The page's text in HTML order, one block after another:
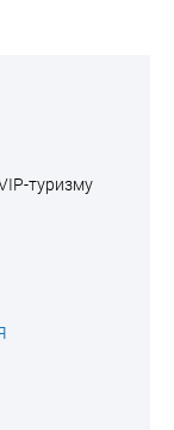
туризму